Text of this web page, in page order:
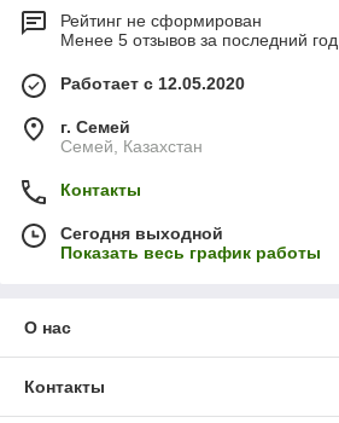
Рейтинг не сформирован
Менее 5 отзывов за последний год
Работает с 12.05.2020
г. Семей
Семей, Казахстан
Контакты
Сегодня выходной
Показать весь график работы
О нас
Контакты